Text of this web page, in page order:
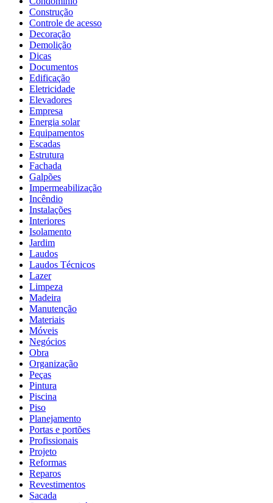
Construção
Controle de acesso
Decoração
Demolição
Dicas
Documentos
Edificação
Eletricidade
Elevadores
Empresa
Energia solar
Equipamentos
Escadas
Estrutura
Fachada
Galpões
Impermeabilização
Incêndio
Instalações
Interiores
Isolamento
Jardim
Laudos
Laudos Técnicos
Lazer
Limpeza
Madeira
Manutenção
Materiais
Móveis
Negócios
Obra
Organização
Peças
Pintura
Piscina
Piso
Planejamento
Portas e portões
Profissionais
Projeto
Reformas
Reparos
Revestimentos
Sacada